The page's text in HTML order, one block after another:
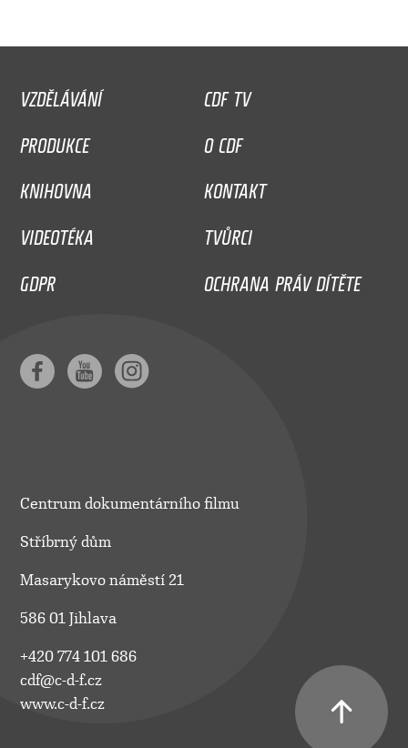
VZDĚLÁVÁNÍ
CDF TV
PRODUKCE
O CDF
KNIHOVNA
KONTAKT
VIDEOTÉKA
TVŮRCI
GDPR
OCHRANA PRÁV DÍTĚTE
Centrum dokumentárního filmu
Stříbrný dům
Masarykovo náměstí 21
586 01 Jihlava
+420 774 101 686
cdf@c-d-f.cz
www.c-d-f.cz